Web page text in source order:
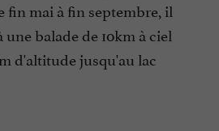
fin mai à fin septembre, il
balade de 10km à ciel
d'altitude jusqu'au lac